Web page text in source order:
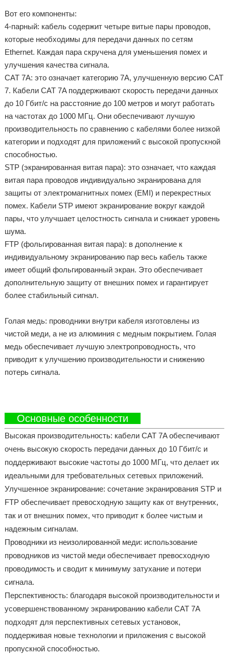
Вот его компоненты:
4-парный: кабель содержит четыре витые пары проводов,
которые необходимы для передачи данных по сетям
Ethernet. Каждая пара скручена для уменьшения помех и
улучшения качества сигнала.
CAT 7A: это означает категорию 7A, улучшенную версию CAT
7. Кабели CAT 7A поддерживают скорость передачи данных
до 10 Гбит/с на расстояние до 100 метров и могут работать
на частотах до 1000 МГц. Они обеспечивают лучшую
производительность по сравнению с кабелями более низкой
категории и подходят для приложений с высокой пропускной
способностью.
STP (экранированная витая пара): это означает, что каждая
витая пара проводов индивидуально экранирована для
защиты от электромагнитных помех (EMI) и перекрестных
помех. Кабели STP имеют экранирование вокруг каждой
пары, что улучшает целостность сигнала и снижает уровень
шума.
FTP (фольгированная витая пара): в дополнение к
индивидуальному экранированию пар весь кабель также
имеет общий фольгированный экран. Это обеспечивает
дополнительную защиту от внешних помех и гарантирует
более стабильный сигнал.
Голая медь: проводники внутри кабеля изготовлены из
чистой меди, а не из алюминия с медным покрытием. Голая
медь обеспечивает лучшую электропроводность, что
приводит к улучшению производительности и снижению
потерь сигнала.
Основные особенности
Высокая производительность: кабели CAT 7A обеспечивают
очень высокую скорость передачи данных до 10 Гбит/с и
поддерживают высокие частоты до 1000 МГц, что делает их
идеальными для требовательных сетевых приложений.
Улучшенное экранирование: сочетание экранирования STP и
FTP обеспечивает превосходную защиту как от внутренних,
так и от внешних помех, что приводит к более чистым и
надежным сигналам.
Проводники из неизолированной меди: использование
проводников из чистой меди обеспечивает превосходную
проводимость и сводит к минимуму затухание и потери
сигнала.
Перспективность: благодаря высокой производительности и
усовершенствованному экранированию кабели CAT 7A
подходят для перспективных сетевых установок,
поддерживая новые технологии и приложения с высокой
пропускной способностью.